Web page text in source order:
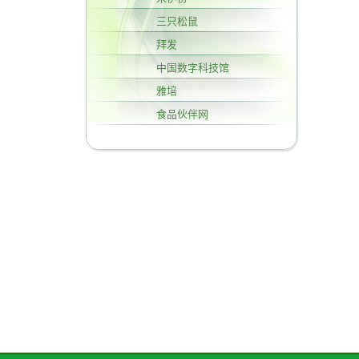
三只松鼠
拜发
中国数字科技馆
雅培
食品伙伴网